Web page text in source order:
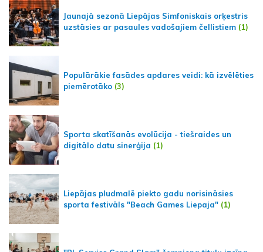
Jaunajā sezonā Liepājas Simfoniskais orķestris
uzstāsies ar pasaules vadošajiem čellistiem (1)
Populārākie fasādes apdares veidi: kā izvēlēties
piemērotāko (3)
Sporta skatīšanās evolūcija - tiešraides un
digitālo datu sinerģija (1)
Liepājas pludmalē piekto gadu norisināsies
sporta festivāls "Beach Games Liepaja" (1)